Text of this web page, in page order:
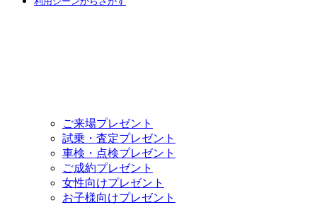
ご来場プレゼント
試乗・査定プレゼント
車検・点検プレゼント
ご成約プレゼント
女性向けプレゼント
お子様向けプレゼント